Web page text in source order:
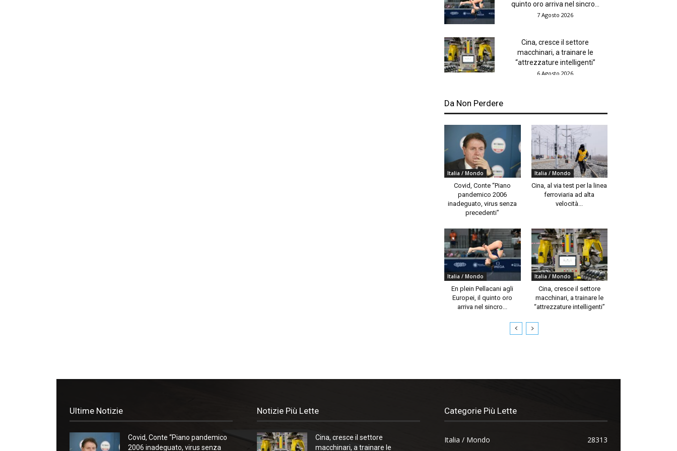
quinto oro arriva nel sincro...
7 Agosto 2026
Cina, cresce il settore
macchinari, a trainare le
“attrezzature intelligenti”
6 Agosto 2026
Da Non Perdere
Italia / Mondo
Covid, Conte “Piano
pandemico 2006
inadeguato, virus senza
precedenti”
Italia / Mondo
Cina, al via test per la linea
ferroviaria ad alta
velocità...
Italia / Mondo
En plein Pellacani agli
Europei, il quinto oro
arriva nel sincro...
Italia / Mondo
Cina, cresce il settore
macchinari, a trainare le
“attrezzature intelligenti”
Ultime Notizie
Covid, Conte “Piano pandemico
2006 inadeguato, virus senza
Notizie Più Lette
Cina, cresce il settore
macchinari, a trainare le
Categorie Più Lette
Italia / Mondo
28313